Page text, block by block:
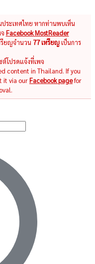
ระเทศไทย หากท่านพบเห็น
Facebook MostReader
ยญจำนวน 77 เหรียญเป็นการ
โปรดแจ้งที่เพจ
content in Thailand. If you
it via ourFacebook pagefor